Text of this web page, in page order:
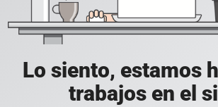
Lo siento, estamos
trabajos en el